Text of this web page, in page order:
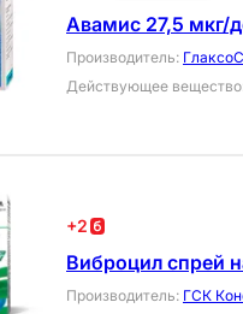
Авамис 27,5 мкг/
Производитель:
Действующее вещество
+2
Виброцил спрей
Производитель: ГСК